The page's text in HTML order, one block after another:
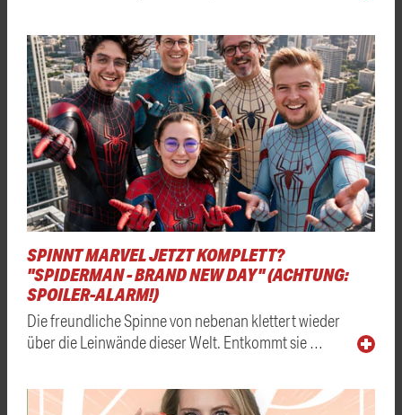
SPINNT MARVEL JETZT KOMPLETT?
"SPIDERMAN - BRAND NEW DAY" (ACHTUNG:
SPOILER-ALARM!)
Die freundliche Spinne von nebenan klettert wieder
über die Leinwände dieser Welt. Entkommt sie …